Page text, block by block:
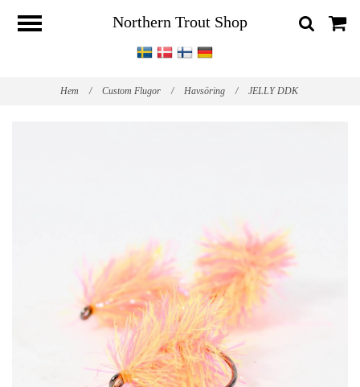
Northern Trout Shop
Hem / Custom Flugor / Havsöring / JELLY DDK